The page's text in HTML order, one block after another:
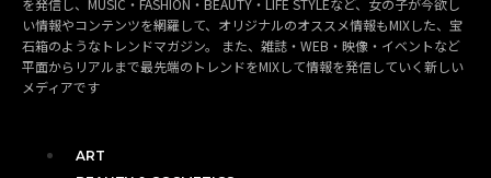
い情報やコンテンツを網羅して、オリジナルのオススメ情報もMIXした、宝
石箱のようなトレンドマガジン。 また、雑誌・WEB・映像・イベントなど
平面からリアルまで最先端のトレンドをMIXして情報を発信していく新しい
メディアです
ART